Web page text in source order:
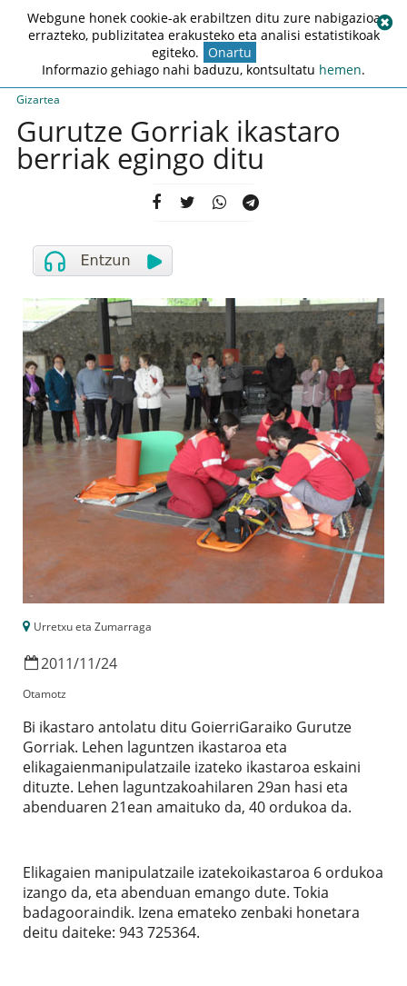
Gizartea
Gurutze Gorriak ikastaro
berriak egingo ditu
Urretxu eta Zumarraga
2011/11/24
Otamotz
Bi ikastaro antolatu ditu GoierriGaraiko Gurutze
Gorriak. Lehen laguntzen ikastaroa eta
elikagaienmanipulatzaile izateko ikastaroa eskaini
dituzte. Lehen laguntzakoahilaren 29an hasi eta
abenduaren 21ean amaituko da, 40 ordukoa da.
Elikagaien manipulatzaile izatekoikastaroa 6 ordukoa
izango da, eta abenduan emango dute. Tokia
badagooraindik. Izena emateko zenbaki honetara
deitu daiteke: 943 725364.
Webgune honek cookie-ak erabiltzen ditu zure nabigazioa
errazteko, publizitatea erakusteko eta analisi estatistikoak
egiteko. Onartu
Informazio gehiago nahi baduzu, kontsultatu hemen.